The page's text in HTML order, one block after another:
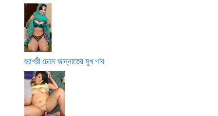
হুরপরী চোদে জান্নাতের সুখ পাব